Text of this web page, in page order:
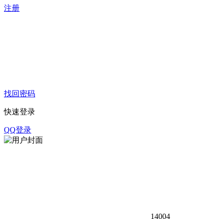
注册
找回密码
快速登录
QQ登录
14004